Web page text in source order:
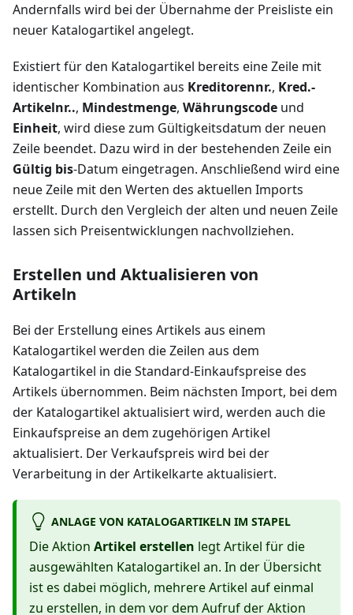
Andernfalls wird bei der Übernahme der Preisliste ein
neuer Katalogartikel angelegt.
Existiert für den Katalogartikel bereits eine Zeile mit
identischer Kombination aus Kreditorennr., Kred.-
Artikelnr.., Mindestmenge, Währungscode und
Einheit, wird diese zum Gültigkeitsdatum der neuen
Zeile beendet. Dazu wird in der bestehenden Zeile ein
Gültig bis-Datum eingetragen. Anschließend wird eine
neue Zeile mit den Werten des aktuellen Imports
erstellt. Durch den Vergleich der alten und neuen Zeile
lassen sich Preisentwicklungen nachvollziehen.
Erstellen und Aktualisieren von
Artikeln
Bei der Erstellung eines Artikels aus einem
Katalogartikel werden die Zeilen aus dem
Katalogartikel in die Standard-Einkaufspreise des
Artikels übernommen. Beim nächsten Import, bei dem
der Katalogartikel aktualisiert wird, werden auch die
Einkaufspreise an dem zugehörigen Artikel
aktualisiert. Der Verkaufspreis wird bei der
Verarbeitung in der Artikelkarte aktualisiert.
ANLAGE VON KATALOGARTIKELN IM STAPEL
Die Aktion Artikel erstellen legt Artikel für die
ausgewählten Katalogartikel an. In der Übersicht
ist es dabei möglich, mehrere Artikel auf einmal
zu erstellen, in dem vor dem Aufruf der Aktion